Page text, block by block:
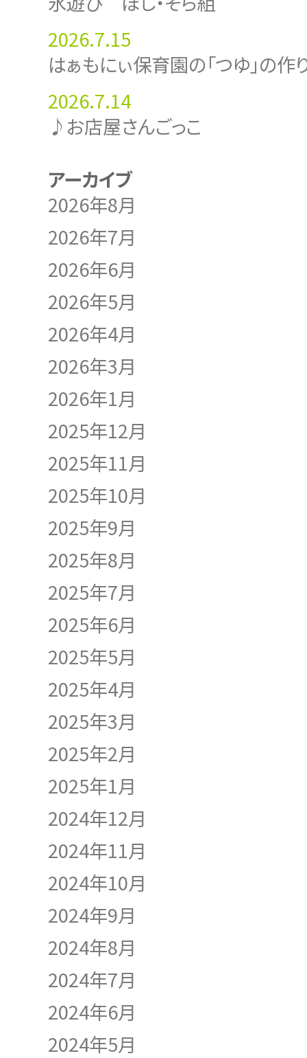
2026.7.15
はぁもにぃ保育園の「つゆ」の作
2026.7.14
♪お店屋さんごっこ
アーカイブ
2026年8月
2026年7月
2026年6月
2026年5月
2026年4月
2026年3月
2026年1月
2025年12月
2025年11月
2025年10月
2025年9月
2025年8月
2025年7月
2025年6月
2025年5月
2025年4月
2025年3月
2025年2月
2025年1月
2024年12月
2024年11月
2024年10月
2024年9月
2024年8月
2024年7月
2024年6月
2024年5月